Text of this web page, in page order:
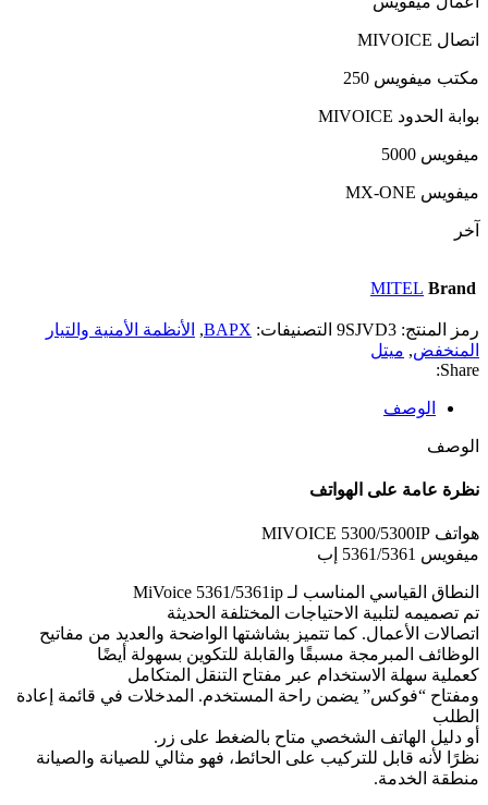
اتصال MIVOICE
مكتب ميفويس 250
بوابة الحدود MIVOICE
ميفويس 5000
ميفويس MX-ONE
آخر
Brand
MITEL
رمز المنتج: 9SJVD3 التصنيفات: BAPX
, الأنظمة الأمنية والتيار
المنخفض, ميتل
Share:
الوصف
الوصف
نظرة عامة على الهواتف
هواتف MIVOICE 5300/5300IP
ميفويس 5361/5361 إب
النطاق القياسي المناسب لـ MiVoice 5361/5361ip
تم تصميمه لتلبية الاحتياجات المختلفة الحديثة
اتصالات الأعمال. كما تتميز بشاشتها الواضحة والعديد من مفاتيح
الوظائف المبرمجة مسبقًا والقابلة للتكوين بسهولة أيضًا
كعملية سهلة الاستخدام عبر مفتاح التنقل المتكامل
ومفتاح “فوكس” يضمن راحة المستخدم. المدخلات في قائمة إعادة
الطلب
أو دليل الهاتف الشخصي متاح بالضغط على زر.
نظرًا لأنه قابل للتركيب على الحائط، فهو مثالي للصيانة والصيانة
منطقة الخدمة.